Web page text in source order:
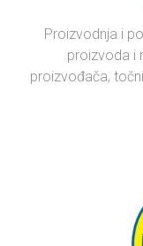
Proizvodnja i
proizvoda i
proizvođača,